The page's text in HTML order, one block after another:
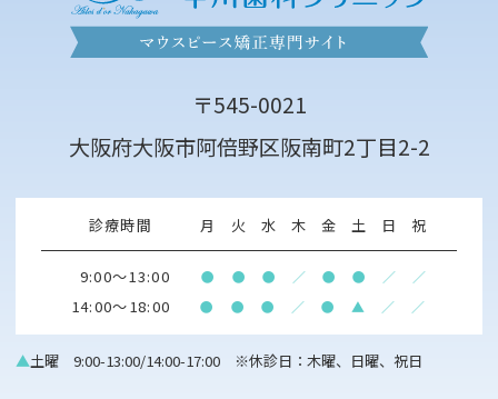
〒545-0021
大阪府大阪市阿倍野区阪南町2丁目2-2
診療時間 月 火 水 木 金 土 日 祝
9:00～13:00 ● ● ● ／ ● ● ／ ／
14:00～18:00 ● ● ● ／ ● ▲ ／ ／
▲土曜 9:00-13:00/14:00-17:00 ※休診日：木曜、日曜、祝日